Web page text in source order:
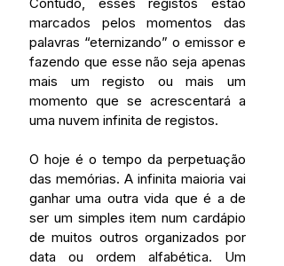
marcados pelos momentos das
palavras “eternizando” o emissor e
fazendo que esse não seja apenas
mais um registo ou mais um
momento que se acrescentará a
uma nuvem infinita de registos.
O hoje é o tempo da perpetuação
das memórias. A infinita maioria vai
ganhar uma outra vida que é a de
ser um simples item num cardápio
de muitos outros organizados por
data ou ordem alfabética. Um